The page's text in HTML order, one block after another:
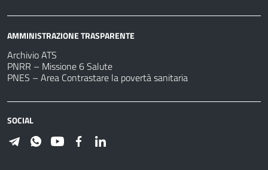
AMMINISTRAZIONE TRASPARENTE
Archivio ATS
PNRR – Missione 6 Salute
PNES – Area Contrastare la povertà sanitaria
SOCIAL